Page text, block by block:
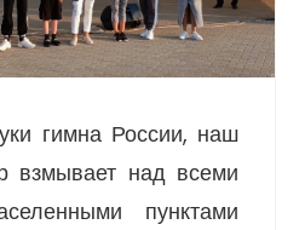
гимна России, наш
взмывает над всеми
пунктами